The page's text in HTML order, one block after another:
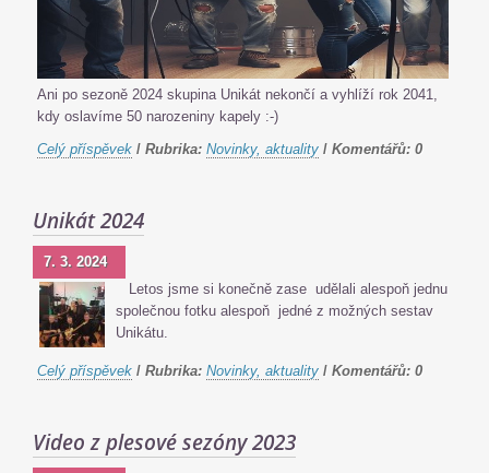
Ani po sezoně 2024 skupina Unikát nekončí a vyhlíží rok 2041,
kdy oslavíme 50 narozeniny kapely :-)
Celý příspěvek / Rubrika: Novinky, aktuality / Komentářů: 0
Unikát 2024
7. 3. 2024
Letos jsme si konečně zase udělali alespoň jednu
společnou fotku alespoň jedné z možných sestav
Unikátu.
Celý příspěvek / Rubrika: Novinky, aktuality / Komentářů: 0
Video z plesové sezóny 2023